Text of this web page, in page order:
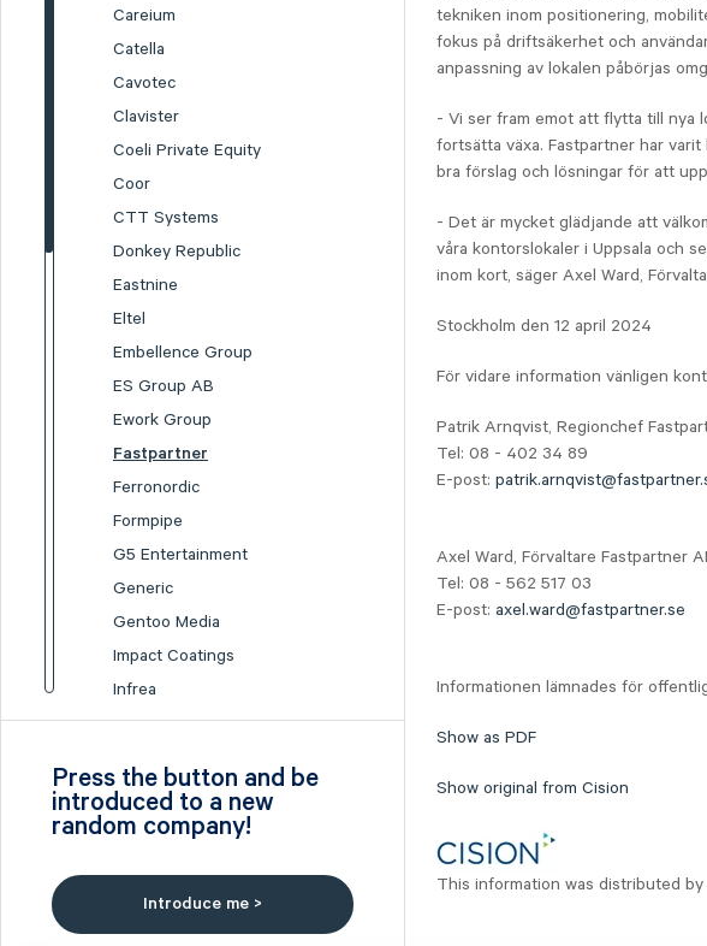
Careium
Catella
Cavotec
Clavister
Coeli Private Equity
Coor
CTT Systems
Donkey Republic
Eastnine
Eltel
Embellence Group
ES Group AB
Ework Group
Fastpartner
Ferronordic
Formpipe
G5 Entertainment
Generic
Gentoo Media
Impact Coatings
Infrea
Inission
I-tech
Lumi Gruppen
Press the button and be
introduced to a new
random company!
Introduce me >
tekniken inom positionering,
fokus på driftsäkerhet och
anpassning av lokalen påbörjas
- Vi ser fram emot att flytta till nya
fortsätta växa. Fastpartner har
bra förslag och lösningar för att
- Det är mycket glädjande att
våra kontorslokaler i Uppsala och
inom kort, säger Axel Ward,
Stockholm den 12 april 2024
För vidare information vänligen
Patrik Arnqvist, Regionchef
Tel: 08 - 402 34 89
E-post:
Axel Ward, Förvaltare Fastpartner
Tel: 08 - 562 517 03
E-post: axel.ward@fastpartner.se
Informationen lämnades för
Show as PDF
Show original from Cision
This information was distributed by